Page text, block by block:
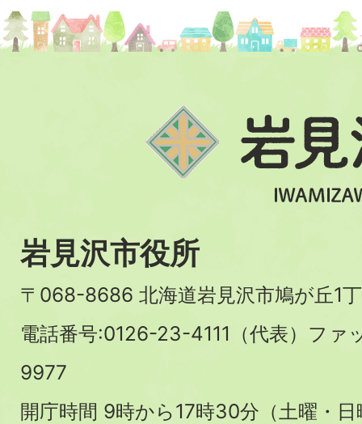
岩見沢市役所
〒068-8686 北海道岩見沢市鳩が丘1
電話番号:0126-23-4111（代表）フ
9977
開庁時間 9時から17時30分（土曜・